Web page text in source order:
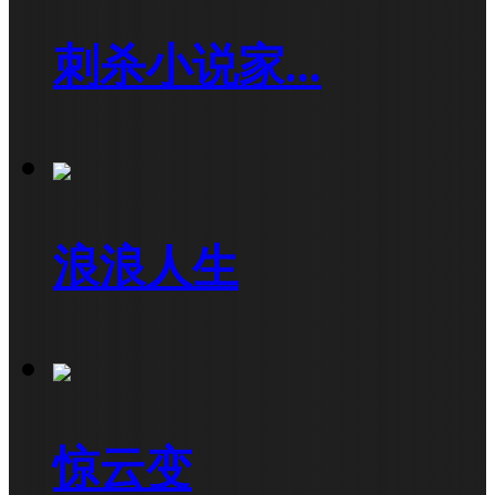
刺杀小说家...
浪浪人生
惊云变